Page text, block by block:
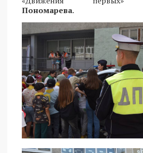
Пономарева.